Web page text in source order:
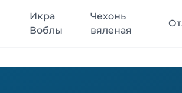
Икра
Воблы
Чехонь
вяленая